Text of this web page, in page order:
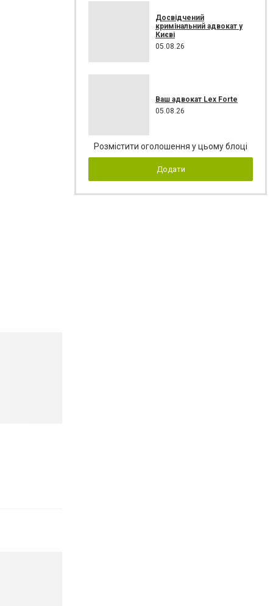
Досвідчений
кримінальний адвокат у
Києві
05.08.26
Ваш адвокат Lex Forte
05.08.26
Розмістити оголошення у цьому блоці
Додати